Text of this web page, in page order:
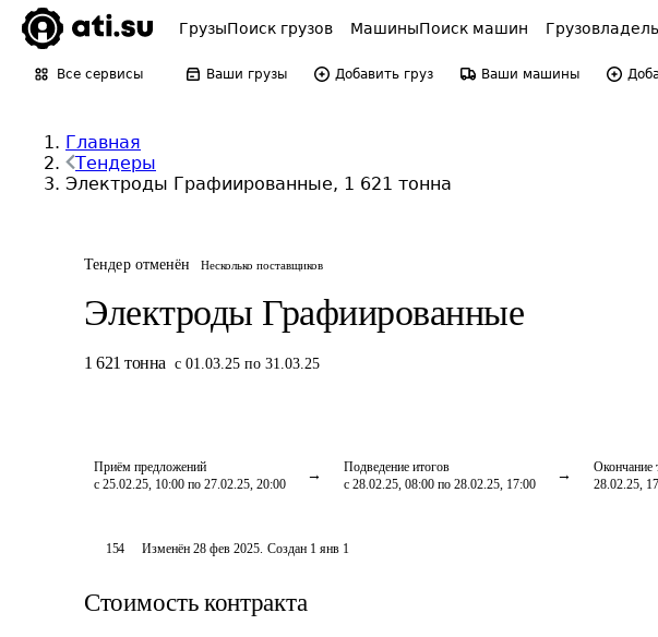
ГрузыПоиск грузов МашиныПоиск машин
Все сервисы Ваши грузы Добавить груз Ваши машины
Главная
Тендеры
Электроды Графиированные, 1 621 тонна
Тендер отменён Несколько поставщиков
Электроды Графиированные
1 621 тонна с 01.03.25 по 31.03.25
Приём предложений
с 25.02.25, 10:00 по 27.02.25, 20:00
Подведение итогов
с 28.02.25, 08:00 по 28.02.25, 17:00
Окончание
28.02.25,
154 Изменён28 фев 2025. Создан 1 янв 1
Стоимость контракта